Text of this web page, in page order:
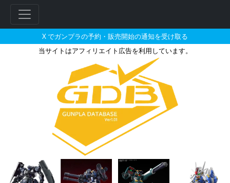
X でガンプラの予約・販売開始の通知を受け取る
当サイトはアフィリエイト広告を利用しています。
HG 1/144 ダブルオーガンダムと